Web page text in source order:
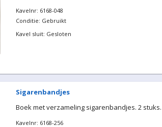
Kavelnr: 6168-048
Conditie: Gebruikt
Kavel sluit: Gesloten
Sigarenbandjes
Boek met verzameling sigarenbandjes. 2 stuks.
Kavelnr: 6168-256